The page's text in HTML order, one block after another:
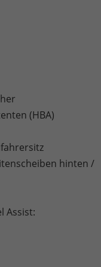
(HBA)
hinten /
Assist: